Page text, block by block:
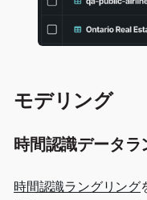
モデリング
時間認識データ
時間認識ラングリング